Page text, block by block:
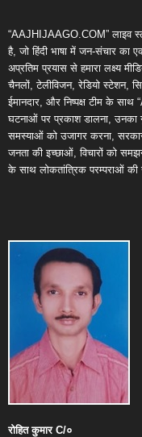
“AAJHIJAAGO.COM” लाइव
है, जो हिंदी भाषा में जन-संचार
अप्रतिम प्रयास से हमारा लक्ष्य
चैनलों, टेलीविजन, रेडियो स्टेशन,
ईमानदार, और निष्पक्ष टीम के
घटनाओं पर प्रकाश डालना, उनका
समस्याओं को उजागर करना,
जनता की इच्छाओं, विचारों को
के साथ लोकतांत्रिक परम्पराओं की
रोहित कुमारC/०